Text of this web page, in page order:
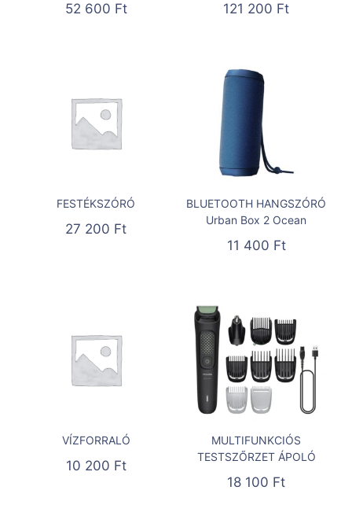
52 600 Ft 121 200 Ft
FESTÉKSZÓRÓ
27 200 Ft
BLUETOOTH HANGSZÓRÓ
Urban Box 2 Ocean
11 400 Ft
VÍZFORRALÓ
10 200 Ft
MULTIFUNKCIÓS
TESTSZŐRZET ÁPOLÓ
18 100 Ft